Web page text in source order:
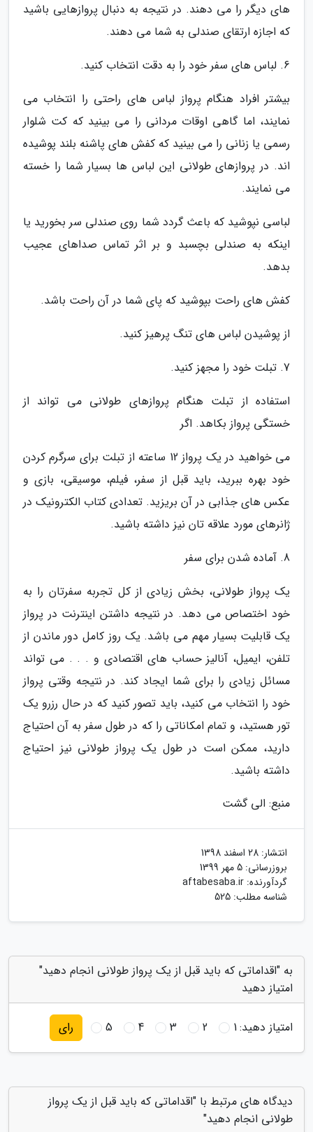
های دیگر را می دهند. در نتیجه به دنبال پروازهایی باشید
که اجازه ارتقای صندلی به شما می دهند.
6. لباس های سفر خود را به دقت انتخاب کنید.
بیشتر افراد هنگام پرواز لباس های راحتی را انتخاب می
نمایند، اما گاهی اوقات مردانی را می بینید که کت شلوار
رسمی یا زنانی را می بینید که کفش های پاشنه بلند پوشیده
اند. در پروازهای طولانی این لباس ها بسیار شما را خسته
می نمایند.
لباسی نپوشید که باعث گردد شما روی صندلی سر بخورید یا
اینکه به صندلی بچسبد و بر اثر تماس صداهای عجیب
بدهد.
کفش های راحت بپوشید که پای شما در آن راحت باشد.
از پوشیدن لباس های تنگ پرهیز کنید.
7. تبلت خود را مجهز کنید.
استفاده از تبلت هنگام پروازهای طولانی می تواند از
خستگی پرواز بکاهد. اگر
می خواهید در یک پرواز 12 ساعته از تبلت برای سرگرم کردن
خود بهره ببرید، باید قبل از سفر، فیلم، موسیقی، بازی و
عکس های جذابی در آن بریزید. تعدادی کتاب الکترونیک در
ژانرهای مورد علاقه تان نیز داشته باشید.
8. آماده شدن برای سفر
یک پرواز طولانی، بخش زیادی از کل تجربه سفرتان را به
خود اختصاص می دهد. در نتیجه داشتن اینترنت در پرواز
یک قابلیت بسیار مهم می باشد. یک روز کامل دور ماندن از
تلفن، ایمیل، آنالیز حساب های اقتصادی و . . . می تواند
مسائل زیادی را برای شما ایجاد کند. در نتیجه وقتی پرواز
خود را انتخاب می کنید، باید تصور کنید که در حال رزرو یک
تور هستید، و تمام امکاناتی را که در طول سفر به آن احتیاج
دارید، ممکن است در طول یک پرواز طولانی نیز احتیاج
داشته باشید.
منبع: الی گشت
انتشار: 28 اسفند 1398
بروزرسانی: 5 مهر 1399
گردآورنده: aftabesaba.ir
شناسه مطلب: 525
به "اقداماتی که باید قبل از یک پرواز طولانی انجام دهید"
امتیاز دهید
امتیاز دهید:1
2
3
4
5 رای
دیدگاه های مرتبط با "اقداماتی که باید قبل از یک پرواز
طولانی انجام دهید"